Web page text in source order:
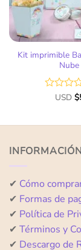
Kit imprimible
Nube
Valorado
de
USD $
INFORMACIÓN
✔ Cómo
✔ Formas de
✔ Política de
✔ Términos y
✔ Descargo de